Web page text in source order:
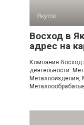
Якутск
Восход в
адрес на
Компания
деятельности:
Металлоизделия,